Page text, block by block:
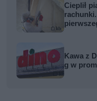
Cieplił
Kawa z
g w